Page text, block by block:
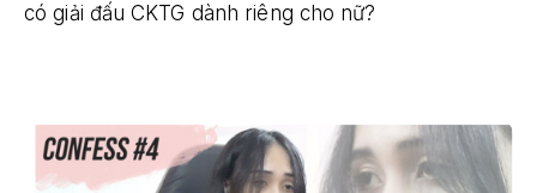
có giải đấu CKTG dành riêng cho nữ?